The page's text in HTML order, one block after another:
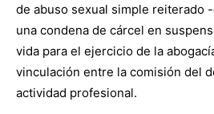
de abuso sexual simple reiterado
una condena de cárcel en
vida para el ejercicio de la
vinculación entre la comisión del
actividad profesional.